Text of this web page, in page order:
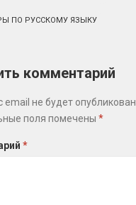
ПО РУССКОМУ ЯЗЫКУ
комментарий
email не будет опубликован.
поля помечены*
*